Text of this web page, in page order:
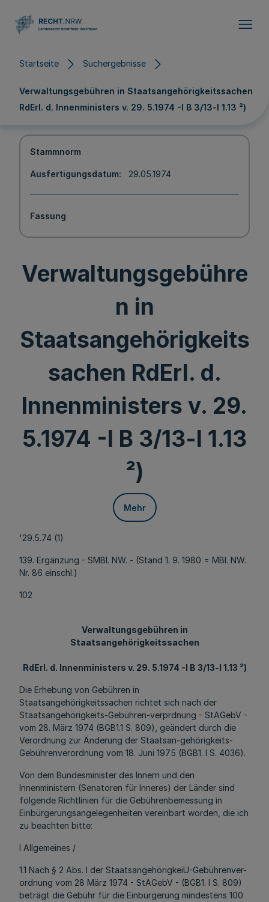
Startseite Suchergebnisse
Verwaltungsgebühren in Staatsangehörigkeitssachen
RdErl. d. Innenministers v. 29. 5.1974 -I B 3/13-l 1.13 ²)
Stammnorm
Ausfertigungsdatum 29.05.1974
Fassung
Verwaltungsgebühre
n in
Staatsangehörigkeits
sachen RdErl. d.
Innenministers v. 29.
5.1974 -I B 3/13-l 1.13
²)
Mehr
'29.5.74 (1)
139. Ergänzung - SMBl. NW. - (Stand 1. 9. 1980 = MBl. NW.
Nr. 86 einschl.)
102
Verwaltungsgebühren in
Staatsangehörigkeitssachen
RdErl. d. Innenministers v. 29. 5.1974 -I B 3/13-l 1.13 ²)
Die Erhebung von Gebühren in
Staatsangehörigkeitssachen richtet sich nach der
Staatsangehörigkeits-Gebühren-verprdnung - StAGebV -
vom 28. März 1974 (BGB1.1 S. 809), geändert durch die
Verordnung zur Änderung der Staatsan-gehörigkeits-
Gebührenverordnung vom 18. Juni 1975 (BGB1. I S. 4036).
Von dem Bundesminister des Innern und den
Innenministern (Senatoren für Inneres) der Länder sind
folgende Richtlinien für die Gebührenbemessung in
Einbürgerungsangelegenheiten vereinbart worden, die ich
zu beachten bitte:
l Allgemeines /
1.1 Nach § 2 Abs. l der StaatsangehörigkeiU-Gebührenver-
ordnung vom 28 März 1974 - StAGebV - (BGB1. I S. 809)
beträgt die Gebühr für die Einbürgerung mindestens 100